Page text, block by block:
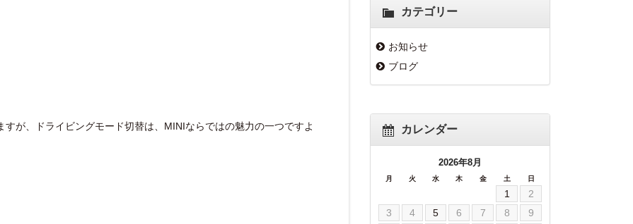
が、ドライビングモード切替は、MINIならではの魅力の一つですよ
カテゴリー
お知らせ
ブログ
カレンダー
2026年8月
月 火 水 木 金 土 日
1
2
3
4 5 6 7 8
9